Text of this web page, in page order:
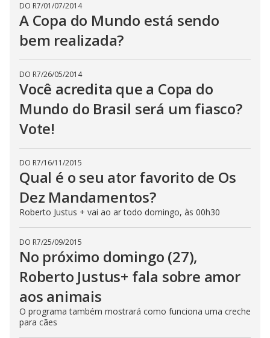
DO R7/01/07/2014
A Copa do Mundo está sendo
bem realizada?
DO R7/26/05/2014
Você acredita que a Copa do
Mundo do Brasil será um fiasco?
Vote!
DO R7/16/11/2015
Qual é o seu ator favorito de Os
Dez Mandamentos?
Roberto Justus + vai ao ar todo domingo, às 00h30
DO R7/25/09/2015
No próximo domingo (27),
Roberto Justus+ fala sobre amor
aos animais
O programa também mostrará como funciona uma creche
para cães